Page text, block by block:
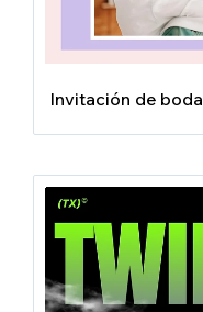
Invitación de boda